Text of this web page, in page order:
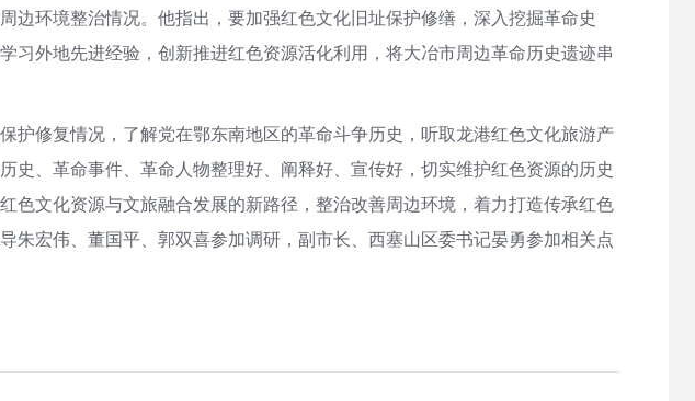
环境整治情况。他指出，要加强红色文化旧址保护修缮，深入挖掘革命史
外地先进经验，创新推进红色资源活化利用，将大冶市周边革命历史遗迹串
护修复情况，了解党在鄂东南地区的革命斗争历史，听取龙港红色文化旅游产
、革命事件、革命人物整理好、阐释好、宣传好，切实维护红色资源的历史
文化资源与文旅融合发展的新路径，整治改善周边环境，着力打造传承红色
宏伟、董国平、郭双喜参加调研，副市长、西塞山区委书记晏勇参加相关点